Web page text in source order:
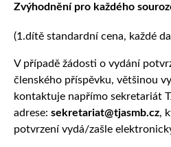
Zvýhodnění pro každého
(1.dítě standardní cena, každé
V případě žádosti o vydání
členského příspěvku, většinou
kontaktuje napřímo sekretariát
adrese: sekretariat@tjasmb.cz,
potvrzení vydá/zašle